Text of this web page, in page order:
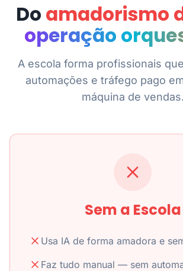
Do amadorismo
operação
A escola forma profissionais
automações e tráfego pago
máquina de vendas.
Sem a Escola
Usa IA de forma amadora e
Faz tudo manual — sem